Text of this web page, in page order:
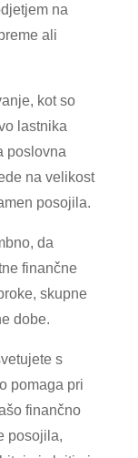
na
ali
kot so
lastnika
poslovna
na velikost
posojila.
da
finančne
skupne
dobe.
s
pomaga pri
finančno
posojila,